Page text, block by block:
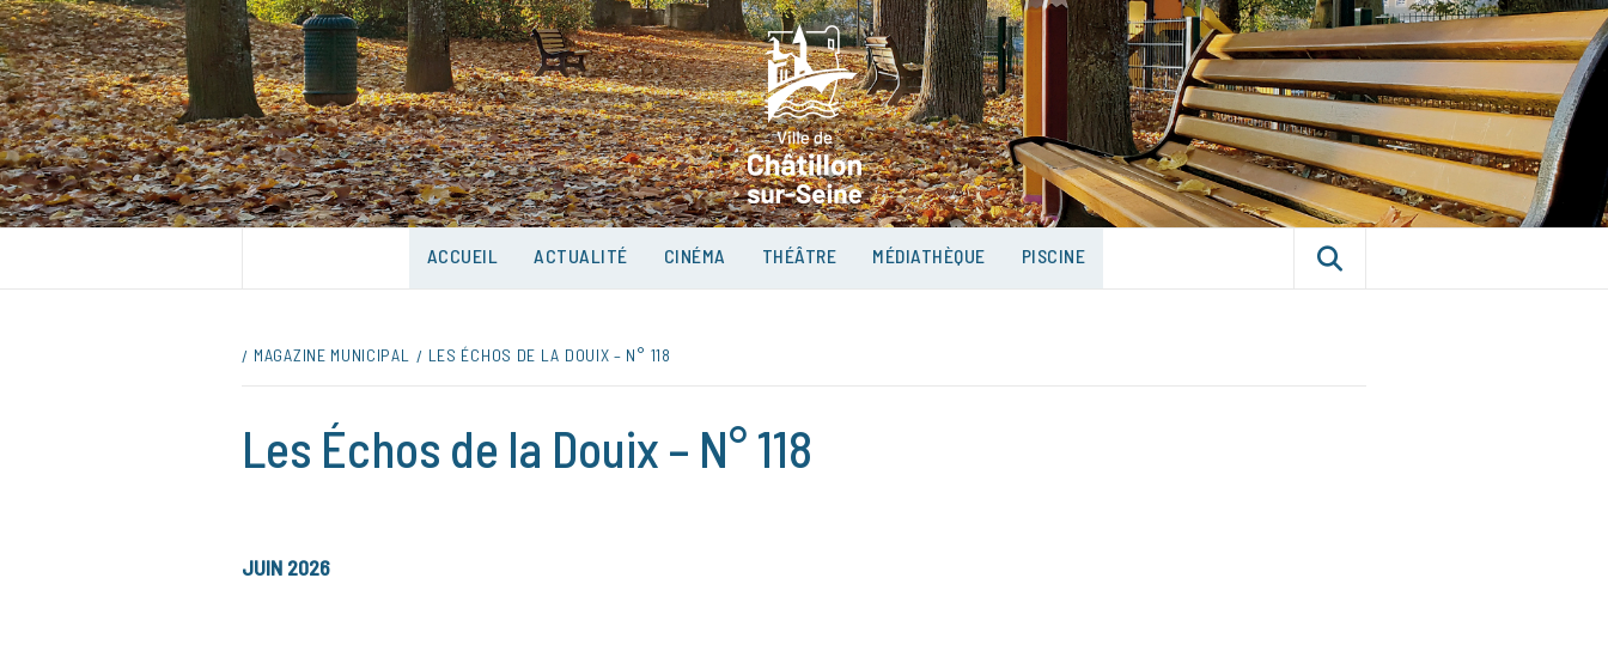
Skip
to
content
VILLE DE CHÂTILLON-
SUR-SEINE
UNE VILLE DANS UN PARC
ACCUEIL ACTUALITÉ CINÉMA THÉÂTRE MÉDIATHÈQUE PISCINE
MAGAZINE MUNICIPAL LES ÉCHOS DE LA DOUIX – N° 118
Les Échos de la Douix – N° 118
JUIN 2026